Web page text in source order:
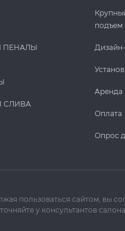
ПЕНАЛЫ
СЛИВА
подъем
Аренда
Оплата
Опрос
пользоваться сайтом, вы
у консультантов